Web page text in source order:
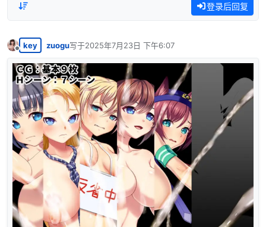
登录后回复
离线
key zuogu写于2025年7月23日 下午6:07
最后由 编辑